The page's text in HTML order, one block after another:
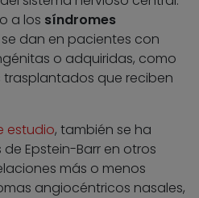
a los síndromes
dan en pacientes con
o adquiridas, como
trasplantados que reciben
estudio, también se ha
Epstein-Barr en otros
más o menos
angiocéntricos nasales,